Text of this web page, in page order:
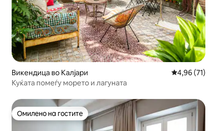
Викендица во Калјари Просечна
4,96 (71)
Куќата помеѓу морето и лагуната
Омилено на гостите
Омилено на гостите